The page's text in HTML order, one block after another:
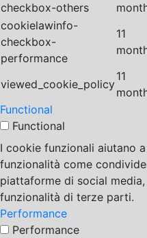
checkbox-others
cookielawinfo-
checkbox-
performance
11
viewed_cookie_policy
11
Functional
Functional
I cookie funzionali aiutano
funzionalità come
piattaforme di social
funzionalità di terze parti.
Performance
Performance